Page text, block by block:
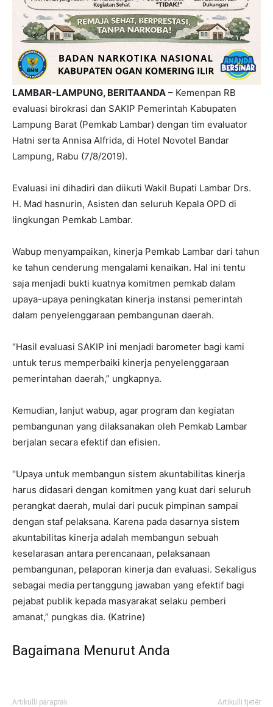
LAMBAR-LAMPUNG, BERITAANDA – Kemenpan RB
evaluasi birokrasi dan SAKIP Pemerintah Kabupaten
Lampung Barat (Pemkab Lambar) dengan tim evaluator
Hatni serta Annisa Alfrida, di Hotel Novotel Bandar
Lampung, Rabu (7/8/2019).
Evaluasi ini dihadiri dan diikuti Wakil Bupati Lambar Drs.
H. Mad hasnurin, Asisten dan seluruh Kepala OPD di
lingkungan Pemkab Lambar.
Wabup menyampaikan, kinerja Pemkab Lambar dari tahun
ke tahun cenderung mengalami kenaikan. Hal ini tentu
saja menjadi bukti kuatnya komitmen pemkab dalam
upaya-upaya peningkatan kinerja instansi pemerintah
dalam penyelenggaraan pembangunan daerah.
“Hasil evaluasi SAKIP ini menjadi barometer bagi kami
untuk terus memperbaiki kinerja penyelenggaraan
pemerintahan daerah,” ungkapnya.
Kemudian, lanjut wabup, agar program dan kegiatan
pembangunan yang dilaksanakan oleh Pemkab Lambar
berjalan secara efektif dan efisien.
“Upaya untuk membangun sistem akuntabilitas kinerja
harus didasari dengan komitmen yang kuat dari seluruh
perangkat daerah, mulai dari pucuk pimpinan sampai
dengan staf pelaksana. Karena pada dasarnya sistem
akuntabilitas kinerja adalah membangun sebuah
keselarasan antara perencanaan, pelaksanaan
pembangunan, pelaporan kinerja dan evaluasi. Sekaligus
sebagai media pertanggung jawaban yang efektif bagi
pejabat publik kepada masyarakat selaku pemberi
amanat,” pungkas dia. (Katrine)
Bagaimana Menurut Anda
Artikulli paraprak Artikulli tjetër